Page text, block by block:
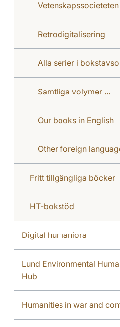
Vetenskapssocieteten
Retrodigitalisering
Alla serier i
Samtliga volymer ...
Our books in English
Other foreign
Fritt tillgängliga böcker
HT-bokstöd
Digital humaniora
Lund Environmental
Hub
Humanities in war and